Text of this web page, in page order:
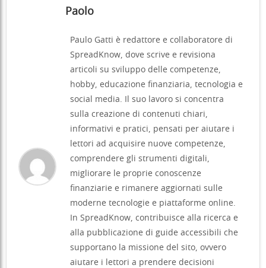
Paolo
Paulo Gatti è redattore e collaboratore di
SpreadKnow, dove scrive e revisiona
articoli su sviluppo delle competenze,
hobby, educazione finanziaria, tecnologia e
social media. Il suo lavoro si concentra
sulla creazione di contenuti chiari,
informativi e pratici, pensati per aiutare i
lettori ad acquisire nuove competenze,
comprendere gli strumenti digitali,
migliorare le proprie conoscenze
finanziarie e rimanere aggiornati sulle
moderne tecnologie e piattaforme online.
In SpreadKnow, contribuisce alla ricerca e
alla pubblicazione di guide accessibili che
supportano la missione del sito, ovvero
aiutare i lettori a prendere decisioni